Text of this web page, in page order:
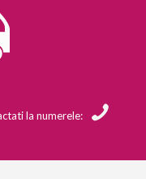
la numerele: